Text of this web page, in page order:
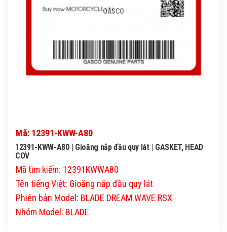
QASCO
Mã: 12391-KWW-A80
12391-KWW-A80 | Gioăng nắp đầu quy lát | GASKET, HEAD
COV
Mã tìm kiếm: 12391KWWA80
Tên tiếng Việt: Gioăng nắp đầu quy lát
Phiên bản Model: BLADE DREAM WAVE RSX
Nhóm Model: BLADE